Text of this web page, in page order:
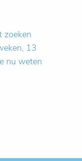
zoeken
13
nu weten